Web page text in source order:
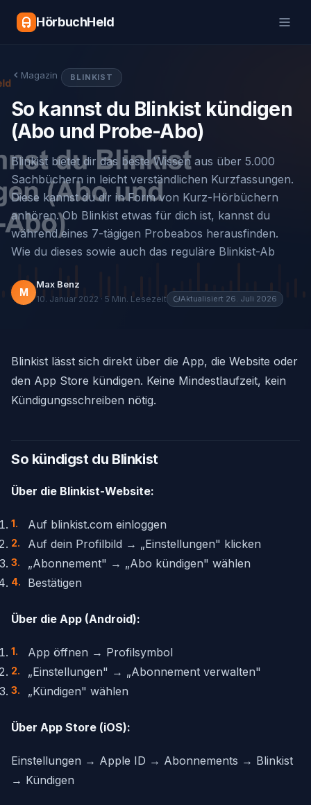
HörbuchHeld
Magazin BLINKIST
So kannst du Blinkist kündigen
(Abo und Probe-Abo)
Blinkist bietet dir das beste Wissen aus über 5.000
Sachbüchern in leicht verständlichen Kurzfassungen.
Diese kannst du dir in Form von Kurz-Hörbüchern
anhören. Ob Blinkist etwas für dich ist, kannst du
während eines 7-tägigen Probeabos herausfinden.
Wie du dieses sowie auch das reguläre Blinkist-Ab
M
Max Benz
10. Januar 2022 · 5 Min. Lesezeit Aktualisiert 26. Juli 2026
Blinkist lässt sich direkt über die App, die Website oder
den App Store kündigen. Keine Mindestlaufzeit, kein
Kündigungsschreiben nötig.
So kündigst du Blinkist
Über die Blinkist-Website:
Auf blinkist.com einloggen
Auf dein Profilbild → „Einstellungen" klicken
„Abonnement" → „Abo kündigen" wählen
Bestätigen
Über die App (Android):
App öffnen → Profilsymbol
„Einstellungen" → „Abonnement verwalten"
„Kündigen" wählen
Über App Store (iOS):
Einstellungen → Apple ID → Abonnements → Blinkist
→ Kündigen